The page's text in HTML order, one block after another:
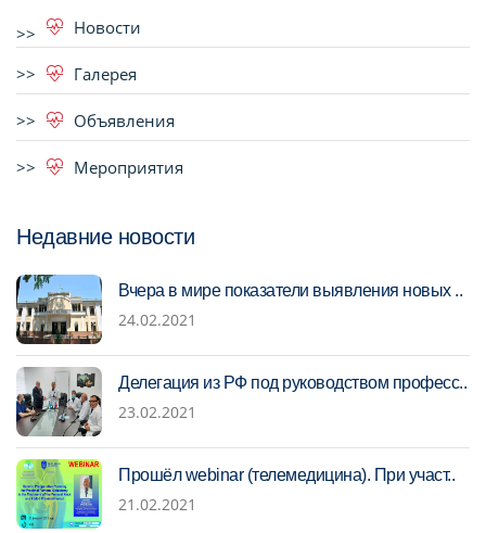
Новости
Галерея
Объявления
Мероприятия
Недавние новости
Вчера в мире показатели выявления новых ..
24.02.2021
Делегация из РФ под руководством професс..
23.02.2021
Прошёл webinar (телемедицина). При участ..
21.02.2021